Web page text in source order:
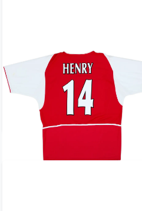
2002-04 Arsenal Home Shirt
Henry #14 - 9/10 - (L)
359.99£ · ca. €425
Trikot kaufen